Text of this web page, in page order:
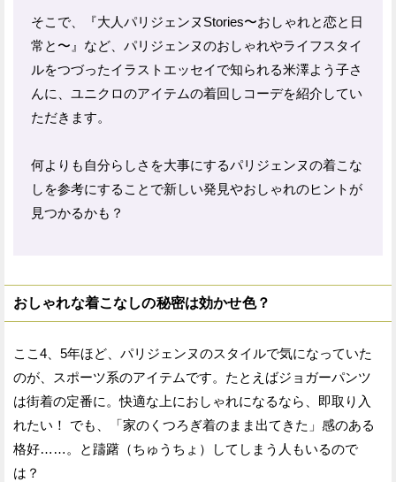
そこで、『大人パリジェンヌStories〜おしゃれと恋と日
常と〜』など、パリジェンヌのおしゃれやライフスタイ
ルをつづったイラストエッセイで知られる米澤よう子さ
んに、ユニクロのアイテムの着回しコーデを紹介してい
ただきます。
何よりも自分らしさを大事にするパリジェンヌの着こな
しを参考にすることで新しい発見やおしゃれのヒントが
見つかるかも？
おしゃれな着こなしの秘密は効かせ色？
ここ4、5年ほど、パリジェンヌのスタイルで気になっていた
のが、スポーツ系のアイテムです。たとえばジョガーパンツ
は街着の定番に。快適な上におしゃれになるなら、即取り入
れたい！ でも、「家のくつろぎ着のまま出てきた」感のある
格好……。と躊躇（ちゅうちょ）してしまう人もいるので
は？